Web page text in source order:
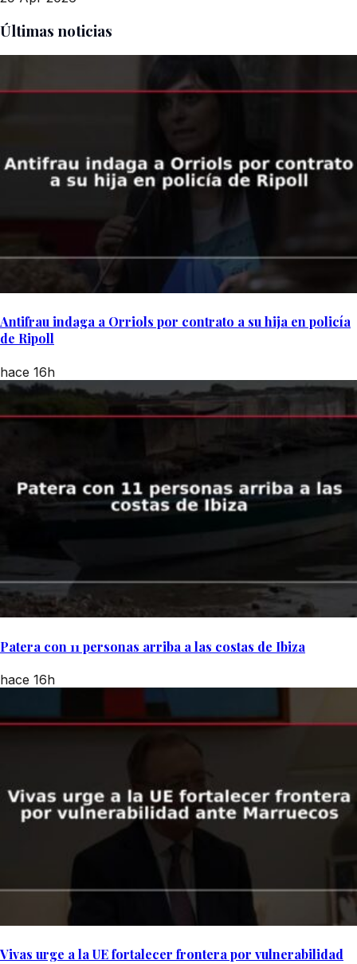
Últimas noticias
Antifrau indaga a Orriols por contrato a su hija en policía
de Ripoll
hace 16h
Patera con 11 personas arriba a las costas de Ibiza
hace 16h
Vivas urge a la UE fortalecer frontera por vulnerabilidad